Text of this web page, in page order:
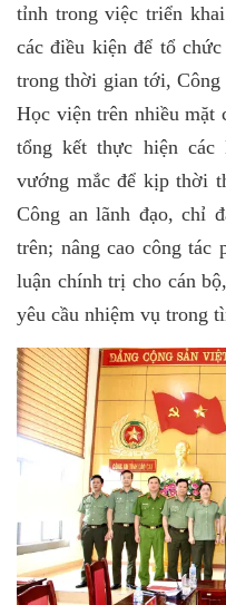
tỉnh trong việc triển
các điều kiện để tổ
trong thời gian tới,
Học viện trên nhiều mặt
tổng kết thực hiện các
vướng mắc để kịp thời
Công an lãnh đạo, chỉ
trên; nâng cao công
luận chính trị cho cán
yêu cầu nhiệm vụ trong